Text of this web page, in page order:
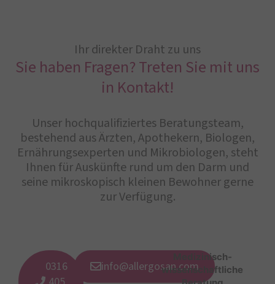
Ihr direkter Draht zu uns
Sie haben Fragen? Treten Sie mit uns
in Kontakt!
Unser hochqualifiziertes Beratungsteam,
bestehend aus Ärzten, Apothekern, Biologen,
Ernährungsexperten und Mikrobiologen, steht
Ihnen für Auskünfte rund um den Darm und
seine mikroskopisch kleinen Bewohner gerne
zur Verfügung.
0316
info@allergosan.com
Medizinisch-
wissenschaftliche